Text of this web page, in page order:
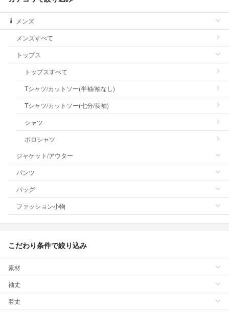
メンズ
メンズすべて
トップス
トップスすべて
Tシャツ/カットソー(半袖/袖なし)
Tシャツ/カットソー(七分/長袖)
シャツ
ポロシャツ
ジャケット/アウター
パンツ
バッグ
ファッション小物
こだわり条件で絞り込み
素材
袖丈
着丈